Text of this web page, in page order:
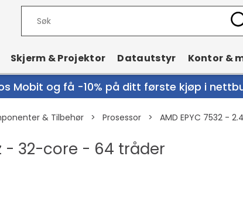
Skjerm & Projektor Datautstyr Kontor &
Mobit og få -10% på ditt første kjøp i
& Tilbehør > Prosessor > AMD EPYC 7532 -
- 32-core - 64 tråder